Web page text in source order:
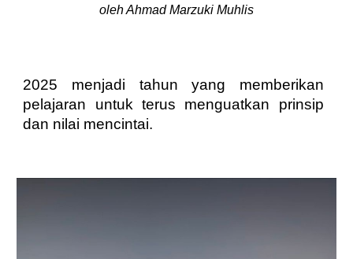
olehAhmad Marzuki Muhlis
2025 menjadi tahun yang memberikan
pelajaran untuk terus menguatkan prinsip
dan nilai mencintai.